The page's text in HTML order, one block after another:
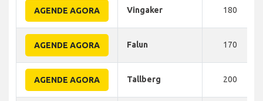
AGENDE AGORA Vingaker 180
AGENDE AGORA Falun 170
AGENDE AGORA Tallberg 200